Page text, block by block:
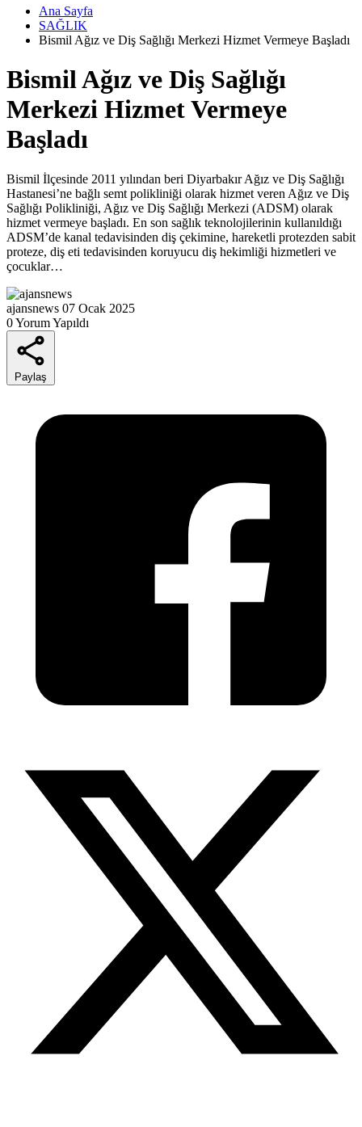
Ana Sayfa
SAĞLIK
Bismil Ağız ve Diş Sağlığı Merkezi Hizmet Vermeye Başladı
Bismil Ağız ve Diş Sağlığı
Merkezi Hizmet Vermeye
Başladı
Bismil İlçesinde 2011 yılından beri Diyarbakır Ağız ve Diş Sağlığı
Hastanesi’ne bağlı semt polikliniği olarak hizmet veren Ağız ve Diş
Sağlığı Polikliniği, Ağız ve Diş Sağlığı Merkezi (ADSM) olarak
hizmet vermeye başladı. En son sağlık teknolojilerinin kullanıldığı
ADSM’de kanal tedavisinden diş çekimine, hareketli protezden sabit
proteze, diş eti tedavisinden koruyucu diş hekimliği hizmetleri ve
çocuklar…
ajansnews 07 Ocak 2025
0 Yorum Yapıldı
Paylaş